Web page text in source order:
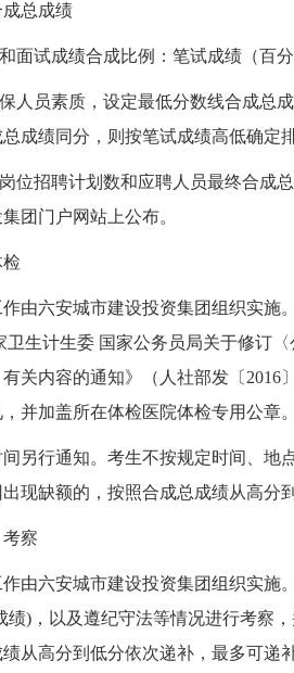
总成绩
试成绩合成比例：笔试成绩（百分
员素质，设定最低分数线合成总成
成绩同分，则按笔试成绩高低确定排
招聘计划数和应聘人员最终合成总
团门户网站上公布。
六安城市建设投资集团组织实施
卫生计生委 国家公务员局关于修订
有关内容的通知》（人社部发〔
并加盖所在体检医院体检专用公章。
行通知。考生不按规定时间、地
现缺额的，按照合成总成绩从高分
察
六安城市建设投资集团组织实施
绩)，以及遵纪守法等情况进行考察
从高分到低分依次递补，最多可递